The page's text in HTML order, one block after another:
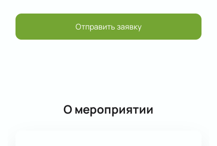
Отправить заявку
О мероприятии